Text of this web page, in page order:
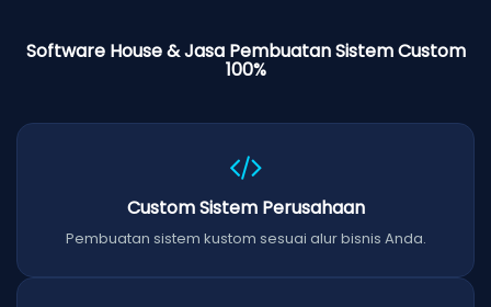
Software House & Jasa Pembuatan Sistem Custom
100%
Custom Sistem Perusahaan
Pembuatan sistem kustom sesuai alur bisnis Anda.